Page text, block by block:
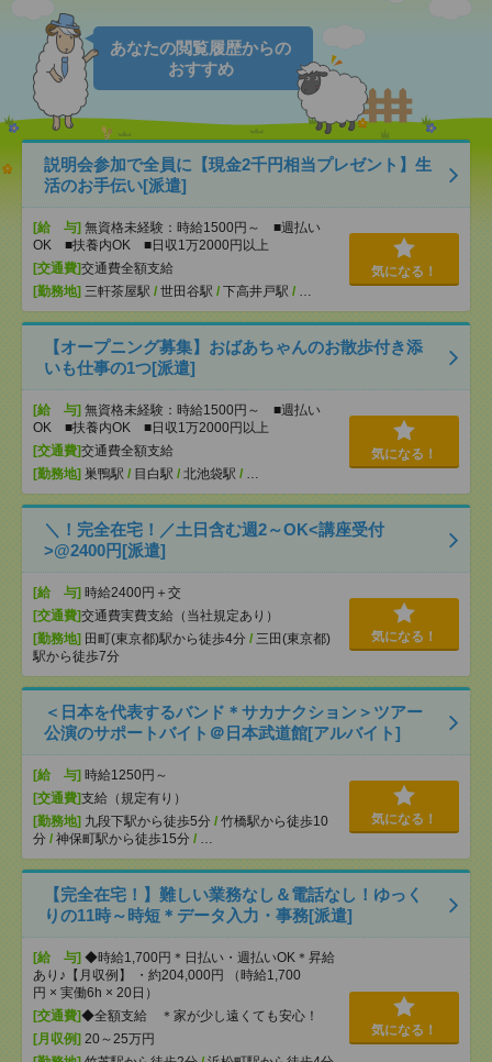
あなたの閲覧履歴からの
おすすめ
説明会参加で全員に【現金2千円相当プレゼント】生
活のお手伝い[派遣]
[給 与] 無資格未経験：時給1500円～ ■週払い
OK ■扶養内OK ■日収1万2000円以上
[交通費]交通費全額支給
[勤務地] 三軒茶屋駅 / 世田谷駅 / 下高井戸駅 / …
気になる！
【オープニング募集】おばあちゃんのお散歩付き添
いも仕事の1つ[派遣]
[給 与] 無資格未経験：時給1500円～ ■週払い
OK ■扶養内OK ■日収1万2000円以上
[交通費]交通費全額支給
[勤務地] 巣鴨駅 / 目白駅 / 北池袋駅 / …
気になる！
＼！完全在宅！／土日含む週2～OK<講座受付
>@2400円[派遣]
[給 与] 時給2400円＋交
[交通費]交通費実費支給（当社規定あり）
[勤務地] 田町(東京都)駅から徒歩4分 / 三田(東京都)
駅から徒歩7分
気になる！
＜日本を代表するバンド＊サカナクション＞ツアー
公演のサポートバイト＠日本武道館[アルバイト]
[給 与] 時給1250円～
[交通費]支給（規定有り）
[勤務地] 九段下駅から徒歩5分 / 竹橋駅から徒歩10
分 / 神保町駅から徒歩15分 / …
気になる！
【完全在宅！】難しい業務なし＆電話なし！ゆっく
りの11時～時短＊データ入力・事務[派遣]
[給 与] ◆時給1,700円＊日払い・週払いOK＊昇給
あり♪【月収例】 ・約204,000円 （時給1,700
円 × 実働6h × 20日）
[交通費]◆全額支給 ＊家が少し遠くても安心！
[月収例] 20～25万円
気になる！